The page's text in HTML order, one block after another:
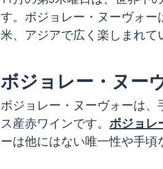
す。ボジョレー・ヌーヴォ
米、アジアで広く楽しまれて
ボジョレー・ヌー
ボジョレー・ヌーヴォーは
ス産赤ワインです。ボジョレ
ーは他にはない唯一性や手頃